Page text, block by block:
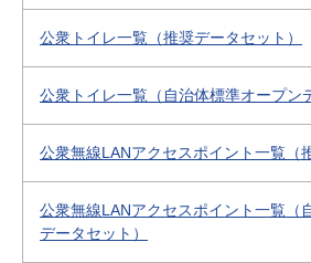
公衆トイレ一覧（推奨データセット）
公衆トイレ一覧（自治体標準オープン
公衆無線LANアクセスポイント一覧（
公衆無線LANアクセスポイント一覧（
データセット）